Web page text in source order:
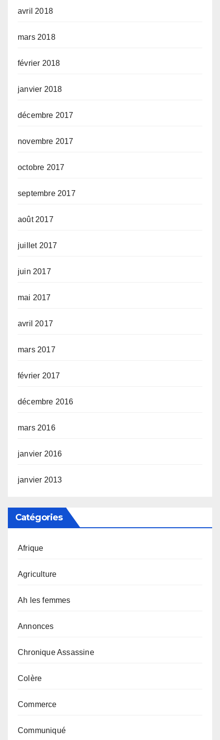
avril 2018
mars 2018
février 2018
janvier 2018
décembre 2017
novembre 2017
octobre 2017
septembre 2017
août 2017
juillet 2017
juin 2017
mai 2017
avril 2017
mars 2017
février 2017
décembre 2016
mars 2016
janvier 2016
janvier 2013
Catégories
Afrique
Agriculture
Ah les femmes
Annonces
Chronique Assassine
Colère
Commerce
Communiqué